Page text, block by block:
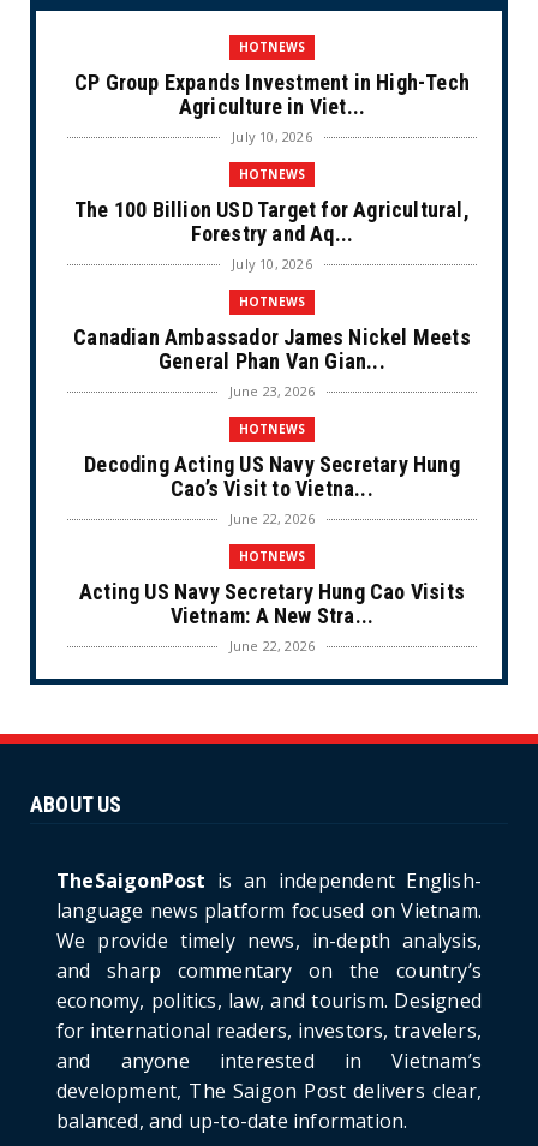
HOTNEWS
CP Group Expands Investment in High-Tech
Agriculture in Viet...
July 10, 2026
HOTNEWS
The 100 Billion USD Target for Agricultural,
Forestry and Aq...
July 10, 2026
HOTNEWS
Canadian Ambassador James Nickel Meets
General Phan Van Gian...
June 23, 2026
HOTNEWS
Decoding Acting US Navy Secretary Hung
Cao’s Visit to Vietna...
June 22, 2026
HOTNEWS
Acting US Navy Secretary Hung Cao Visits
Vietnam: A New Stra...
June 22, 2026
CULTURE
Ninh Bride Re-enacts...
Project: An Analysi...
June 21, 2026
HOTNEWS
Detailed Analysis of the Cooling-off Period
Law in Timeshare...
June 21, 2026
HOTNEWS
Prime Minister Lê Minh Hưng’s Visit to
Russia: A New Step Fo...
ABOUT US
TheSaigonPost is an independent English-
language news platform focused on Vietnam.
We provide timely news, in-depth analysis,
and sharp commentary on the country’s
economy, politics, law, and tourism. Designed
for international readers, investors, travelers,
and anyone interested in Vietnam’s
development, The Saigon Post delivers clear,
balanced, and up-to-date information.